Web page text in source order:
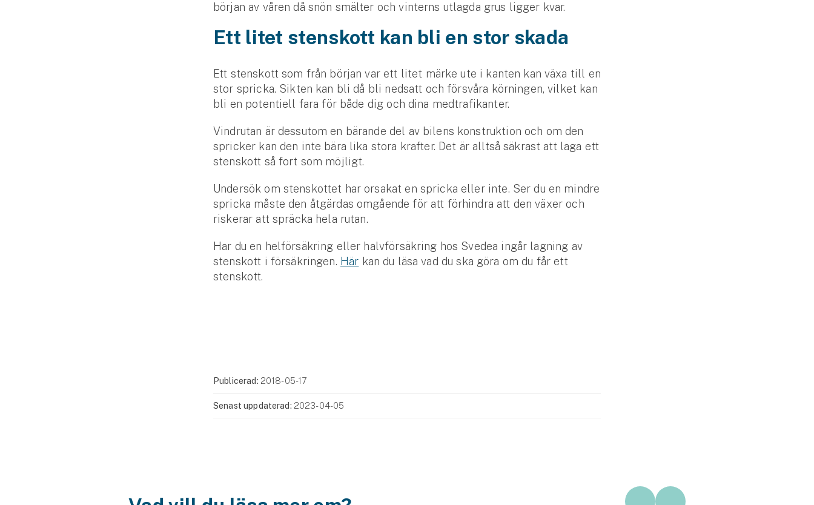
början av våren då snön smälter och vinterns utlagda grus ligger kvar.
Ett litet stenskott kan bli en stor skada
Ett stenskott som från början var ett litet märke ute i kanten kan växa till en
stor spricka. Sikten kan bli då bli nedsatt och försvåra körningen, vilket kan
bli en potentiell fara för både dig och dina medtrafikanter.
Vindrutan är dessutom en bärande del av bilens konstruktion och om den
spricker kan den inte bära lika stora krafter. Det är alltså säkrast att laga ett
stenskott så fort som möjligt.
Undersök om stenskottet har orsakat en spricka eller inte. Ser du en mindre
spricka måste den åtgärdas omgående för att förhindra att den växer och
riskerar att spräcka hela rutan.
Har du en helförsäkring eller halvförsäkring hos Svedea ingår lagning av
stenskott i försäkringen. Här kan du läsa vad du ska göra om du får ett
stenskott.
Publicerad: 2018-05-17
Senast uppdaterad: 2023-04-05